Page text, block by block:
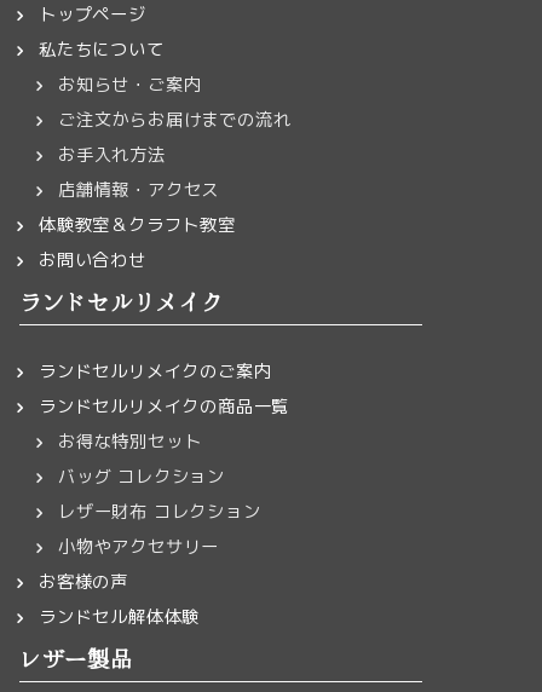
トップページ
私たちについて
お知らせ・ご案内
ご注文からお届けまでの流れ
お手入れ方法
店舗情報・アクセス
体験教室＆クラフト教室
お問い合わせ
ランドセルリメイク
ランドセルリメイクのご案内
ランドセルリメイクの商品一覧
お得な特別セット
バッグ コレクション
レザー財布 コレクション
小物やアクセサリー
お客様の声
ランドセル解体体験
レザー製品